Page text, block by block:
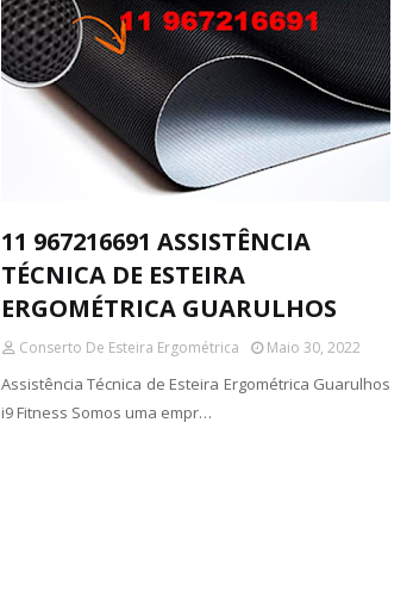
11 967216691 ASSISTÊNCIA
TÉCNICA DE ESTEIRA
ERGOMÉTRICA GUARULHOS
Conserto De Esteira Ergométrica Maio 30, 2022
Assistência Técnica de Esteira Ergométrica Guarulhos
i9 Fitness Somos uma empr…